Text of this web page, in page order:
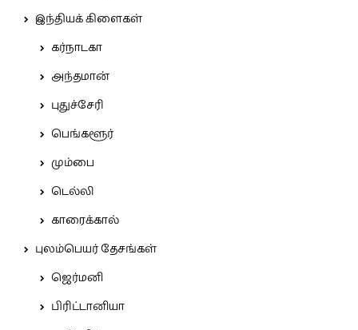
இந்தியக் கிளைகள்
கர்நாடகா
அந்தமான்
புதுச்சேரி
பெங்களூர்
மும்பை
டெல்லி
காரைக்கால்
புலம்பெயர் தேசங்கள்
ஜெர்மனி
பிரிட்டானியா